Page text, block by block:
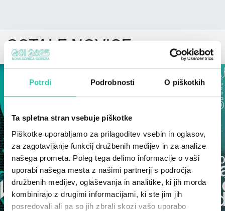
Potrdi Podrobnosti O piškotkih
Ta spletna stran vsebuje piškotke
Piškotke uporabljamo za prilagoditev vsebin in oglasov,
za zagotavljanje funkcij družbenih medijev in za analize
našega prometa. Poleg tega delimo informacije o vaši
uporabi našega mesta z našimi partnerji s področja
družbenih medijev, oglaševanja in analitike, ki jih morda
kombinirajo z drugimi informacijami, ki ste jim jih
posredovali ali pa so jih zbrali skozi vašo uporabo
OSTALE NOVICE